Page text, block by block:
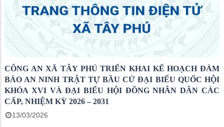
CÔNG AN XÃ TÂY PHÚ TRIỂN KHAI KẾ HOẠCH ĐẢM
BẢO AN NINH TRẬT TỰ BẦU CỬ ĐẠI BIỂU QUỐC HỘI
KHÓA XVI VÀ ĐẠI BIỂU HỘI ĐỒNG NHÂN DÂN CÁC
CẤP, NHIỆM KỲ 2026 – 2031
13/03/2026